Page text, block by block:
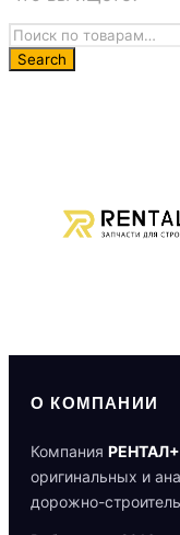
О КОМПАНИИ
Компания РЕНТАЛ+
оригинальных и
дорожно-